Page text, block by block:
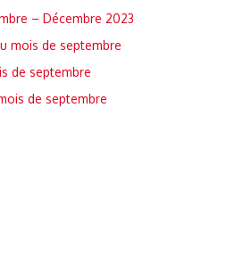
– Décembre 2023
mois de septembre
de septembre
de septembre